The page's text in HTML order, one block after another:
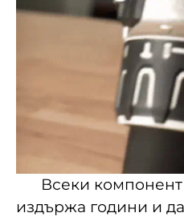
Всеки
издържа години и